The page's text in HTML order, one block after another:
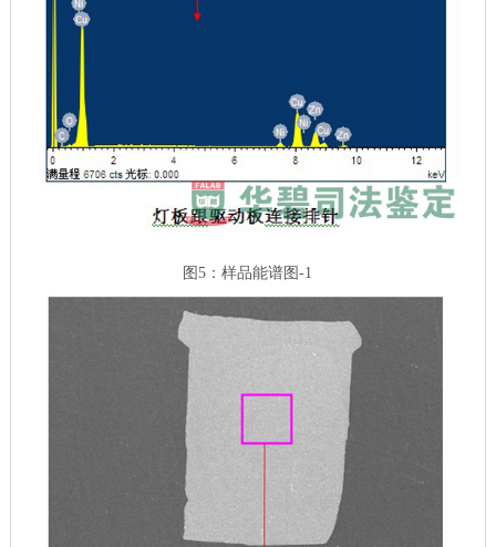
图5：样品能谱图-1